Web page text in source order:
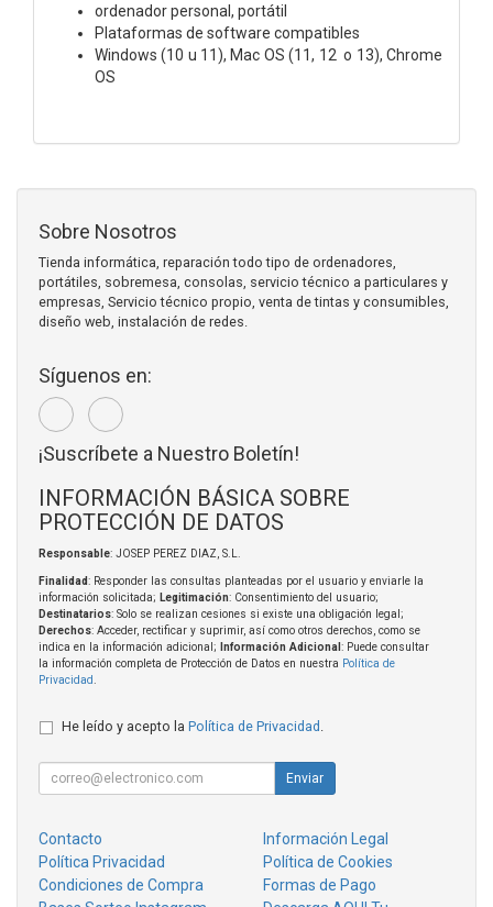
ordenador personal, portátil
Plataformas de software compatibles
Windows (10 u 11), Mac OS (11, 12 o 13), Chrome
OS
Sobre Nosotros
Tienda informática, reparación todo tipo de ordenadores,
portátiles, sobremesa, consolas, servicio técnico a particulares y
empresas, Servicio técnico propio, venta de tintas y consumibles,
diseño web, instalación de redes.
Síguenos en:
¡Suscríbete a Nuestro Boletín!
INFORMACIÓN BÁSICA SOBRE
PROTECCIÓN DE DATOS
Responsable: JOSEP PEREZ DIAZ, S.L.
Finalidad: Responder las consultas planteadas por el usuario y enviarle la
información solicitada; Legitimación: Consentimiento del usuario;
Destinatarios: Solo se realizan cesiones si existe una obligación legal;
Derechos: Acceder, rectificar y suprimir, así como otros derechos, como se
indica en la información adicional;
Información Adicional : Puede consultar
la información completa de Protección de Datos en nuestra Política de
Privacidad
He leído y acepto la Política de Privacidad
Enviar
Contacto
Información Legal
Política Privacidad
Política de Cookies
Condiciones de Compra
Formas de Pago